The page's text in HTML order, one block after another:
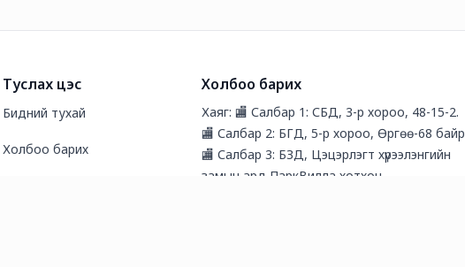
Туслах цэс
Бидний тухай
Холбоо барих
Холбоо барих
Хаяг: 🏬 Салбар 1: СБД, 3-р хороо, 48-15-2.
🏬 Салбар 2: БГД, 5-р хороо, Өргөө-68 байр
🏬 Салбар 3: БЗД, Цэцэрлэгт хүрээлэнгийн
замын ард ПаркВилла хотхон